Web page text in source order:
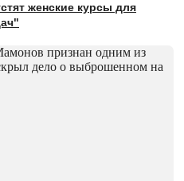
женские курсы для